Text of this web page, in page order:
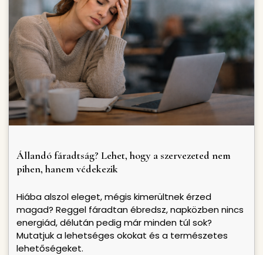
Állandó fáradtság? Lehet, hogy a szervezeted nem
pihen, hanem védekezik
Hiába alszol eleget, mégis kimerültnek érzed
magad? Reggel fáradtan ébredsz, napközben nincs
energiád, délután pedig már minden túl sok?
Mutatjuk a lehetséges okokat és a természetes
lehetőségeket.